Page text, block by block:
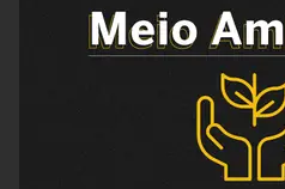
Brasil Mineral
Tecnologia
Economia
Educação
Infraestrutura
Internacional